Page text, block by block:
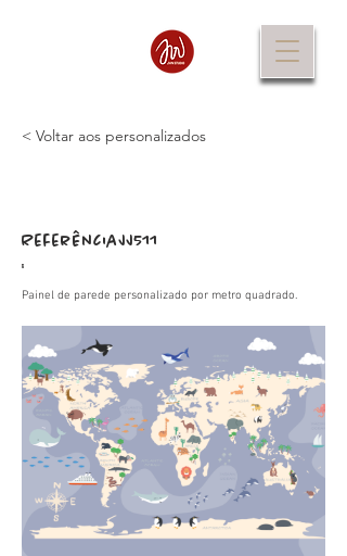
< Voltar aos personalizados
Referência
:
JJ511
Painel de parede personalizado por metro quadrado.